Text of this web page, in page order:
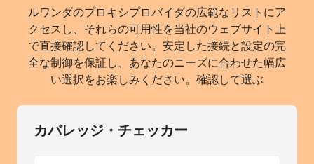
ルワンダのプロキシプロバイダの広範なリストにア
クセスし、それらの可用性を当社のウェブサイト上
で直接確認してください。安定した接続と設定の完
全な制御を保証し、あなたのニーズに合わせた幅広
い選択をお楽しみください。確認して選ぶ
カバレッジ・チェッカー